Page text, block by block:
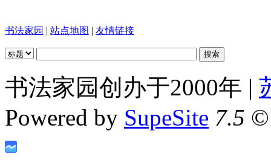
书法家园 | 站点地图 | 友情链接
书法家园创办于2000年 |
Powered by SupeSite 7.5 ©